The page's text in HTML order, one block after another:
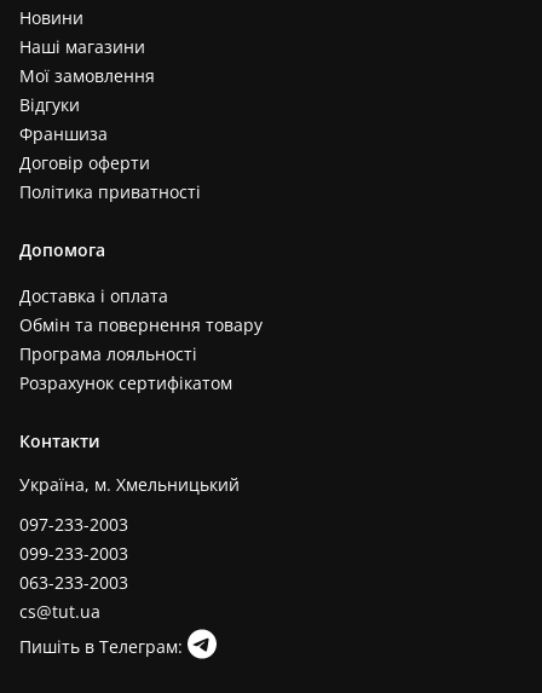
Новини
Наші магазини
Мої замовлення
Відгуки
Франшиза
Договір оферти
Політика приватності
Допомога
Доставка і оплата
Обмін та повернення товару
Програма лояльності
Розрахунок сертифікатом
Контакти
Україна, м. Хмельницький
097-233-2003
099-233-2003
063-233-2003
cs@tut.ua
Пишіть в Телеграм: